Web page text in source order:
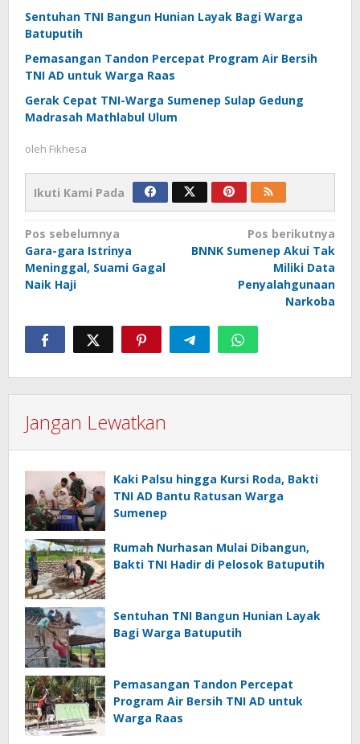
Sentuhan TNI Bangun Hunian Layak Bagi Warga
Batuputih
Pemasangan Tandon Percepat Program Air Bersih
TNI AD untuk Warga Raas
Gerak Cepat TNI-Warga Sumenep Sulap Gedung
Madrasah Mathlabul Ulum
oleh Fikhesa
Ikuti Kami Pada
Navigasi
pos
Pos sebelumnya
Gara-gara Istrinya
Meninggal, Suami Gagal
Naik Haji
Pos berikutnya
BNNK Sumenep Akui Tak
Miliki Data
Penyalahgunaan
Narkoba
Jangan Lewatkan
Kaki Palsu hingga Kursi Roda, Bakti
TNI AD Bantu Ratusan Warga
Sumenep
Rumah Nurhasan Mulai Dibangun,
Bakti TNI Hadir di Pelosok Batuputih
Sentuhan TNI Bangun Hunian Layak
Bagi Warga Batuputih
Pemasangan Tandon Percepat
Program Air Bersih TNI AD untuk
Warga Raas